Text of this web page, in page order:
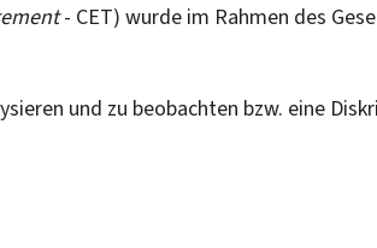
- CET) wurde im Rahmen des
und zu beobachten bzw. eine